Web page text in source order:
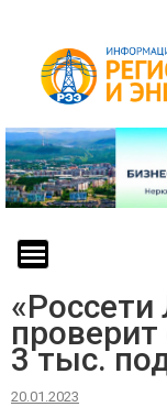
content
«Россети
3 тыс.
20.01.2023